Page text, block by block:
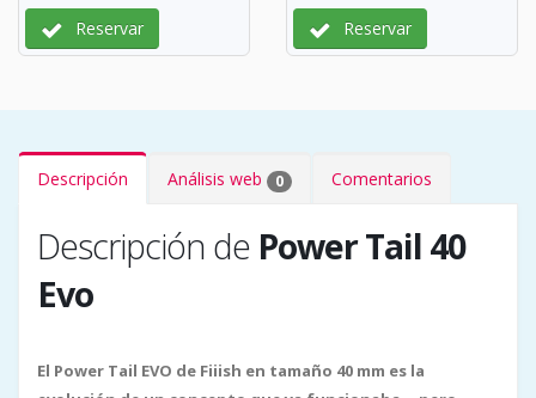
Reservar Reservar
Descripción Análisis web 0 Comentarios
Descripción de Power Tail 40
Evo
El Power Tail EVO de Fiiish en tamaño 40 mm es la